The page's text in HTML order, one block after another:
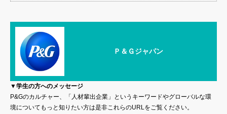
Ｐ＆Ｇジャパン
▼学生の方へのメッセージ
P&Gのカルチャー、「人材輩出企業」というキーワードやグローバルな環
境についてもっと知りたい方は是非これらのURLをご覧ください。